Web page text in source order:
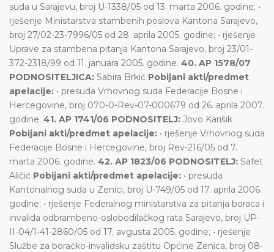
suda u Sarajevu, broj U-1338/05 od 13. marta 2006. godine; •
rješenje Ministarstva stambenih poslova Kantona Sarajevo,
broj 27/02-23-7996/05 od 28. aprila 2005. godine; • rješenje
Uprave za stambena pitanja Kantona Sarajevo, broj 23/01-
372-2318/99 od 11. januara 2005. godine. 40. AP 1578/07
PODNOSITELJICA: Sabira Brkić Pobijani akti/predmet
apelacije: • presuda Vrhovnog suda Federacije Bosne i
Hercegovine, broj 070-0-Rev-07-000679 od 26. aprila 2007.
godine. 41. AP 1741/06 PODNOSITELJ: Jovo Karišik
Pobijani akti/predmet apelacije: • rješenje Vrhovnog suda
Federacije Bosne i Hercegovine, broj Rev-216/05 od 7.
marta 2006. godine. 42. AP 1823/06 PODNOSITELJ: Safet
Aličić Pobijani akti/predmet apelacije: • presuda
Kantonalnog suda u Zenici, broj U-749/05 od 17. aprila 2006.
godine; • rješenje Federalnog ministarstva za pitanja boraca i
invalida odbrambeno-oslobodilačkog rata Sarajevo, broj UP-
II-04/1-41-2860/05 od 17. avgusta 2005. godine; • rješenje
Službe za boračko-invalidsku zaštitu Općine Zenica, broj 08-